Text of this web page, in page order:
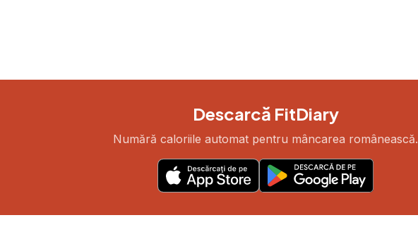
Descarcă FitDiary
Numără caloriile automat pentru mâncarea românească.